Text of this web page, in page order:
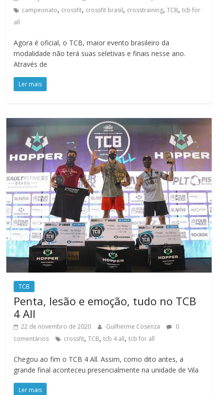
campeonato, crossfit, crossfit brasil, crosstraining,TCB,tcb for
all
Agora é oficial, o TCB, maior evento brasileiro da
modalidade não terá suas seletivas e finais nesse ano.
Através de
Ler mais
TCB
Penta, lesão e emoção, tudo no TCB
4 All
22 de novembro de 2020 Guilherme Cosenza
0
comentários
crossfit,TCB,tcb 4 all,tcb for all
Chegou ao fim o TCB 4 All. Assim, como dito antes, a
grande final aconteceu presencialmente na unidade de Vila
Ler mais